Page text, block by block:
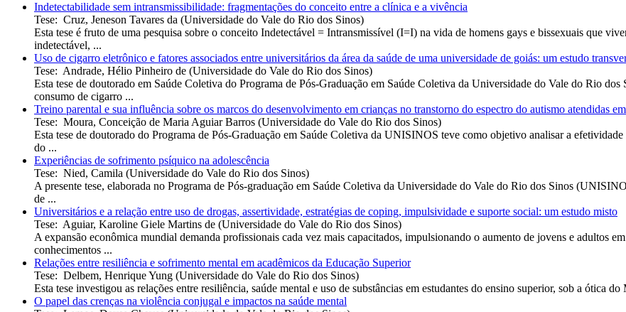
Indetectabilidade sem intransmissibilidade: fragmentações do conceito entre a clínica e a vivência
Tese: Cruz, Jeneson Tavares da (Universidade do Vale do Rio dos Sinos)
Esta tese é fruto de uma pesquisa sobre o conceito Indetectável = Intransmissível (I=I) na vida de homens gays e bissexuais que
indetectável, ...
Uso de cigarro eletrônico e fatores associados entre universitários da área da saúde de uma universidade de goiás: um estudo
Tese: Andrade, Hélio Pinheiro de (Universidade do Vale do Rio dos Sinos)
Esta tese de doutorado em Saúde Coletiva do Programa de Pós-Graduação em Saúde Coletiva da Universidade do Vale do Rio
consumo de cigarro ...
Treino parental e sua influência sobre os marcos do desenvolvimento em crianças no transtorno do espectro do autismo atendidas
Tese: Moura, Conceição de Maria Aguiar Barros (Universidade do Vale do Rio dos Sinos)
Esta tese de doutorado do Programa de Pós-Graduação em Saúde Coletiva da UNISINOS teve como objetivo analisar a
do ...
Experiências de sofrimento psíquico na adolescência
Tese: Nied, Camila (Universidade do Vale do Rio dos Sinos)
A presente tese, elaborada no Programa de Pós-graduação em Saúde Coletiva da Universidade do Vale do Rio dos Sinos
de ...
Universitários e a relação entre uso de drogas, assertividade, estratégias de coping, impulsividade e suporte social: um estudo misto
Tese: Aguiar, Karoline Giele Martins de (Universidade do Vale do Rio dos Sinos)
A expansão econômica mundial demanda profissionais cada vez mais capacitados, impulsionando o aumento de jovens e adultos
conhecimentos ...
Relações entre resiliência e sofrimento mental em acadêmicos da Educação Superior
Tese: Delbem, Henrique Yung (Universidade do Vale do Rio dos Sinos)
Esta tese investigou as relações entre resiliência, saúde mental e uso de substâncias em estudantes do ensino superior, sob a ótica
O papel das crenças na violência conjugal e impactos na saúde mental